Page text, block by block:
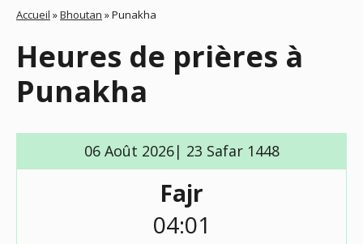
Accueil »Bhoutan »Punakha
Heures de prières à
Punakha
06 Août 2026| 23 Safar 1448
Fajr
04:01